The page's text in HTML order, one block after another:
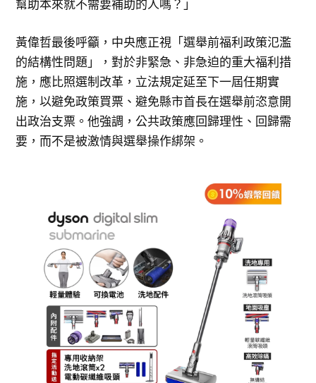
幫助本來就不需要補助的人嗎？」
黃偉哲最後呼籲，中央應正視「選舉前福利政策氾濫
的結構性問題」，對於非緊急、非急迫的重大福利措
施，應比照選制改革，立法規定延至下一屆任期實
施，以避免政策買票、避免縣市首長在選舉前恣意開
出政治支票。他強調，公共政策應回歸理性、回歸需
要，而不是被激情與選舉操作綁架。